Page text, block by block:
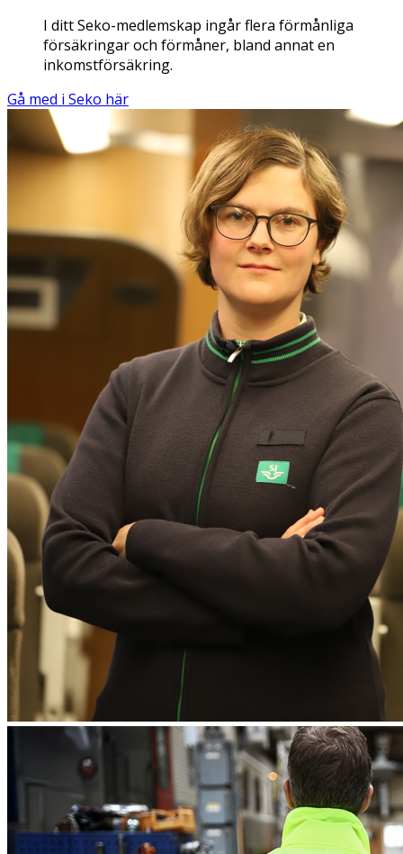
I ditt Seko-medlemskap ingår flera förmånliga
försäkringar och förmåner, bland annat en
inkomstförsäkring.
Gå med i Seko här